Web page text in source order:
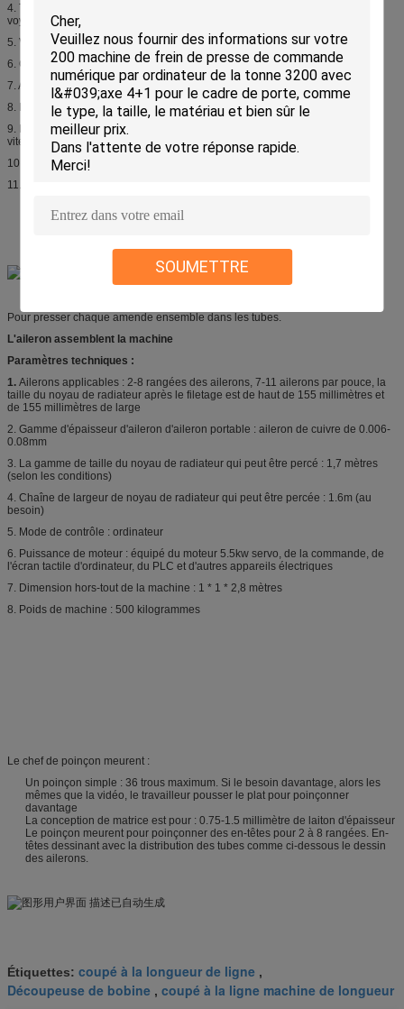
SOUMETTRE
4. Type de roulement de finition de plat : avec refroidir le trou de hole+pipe,
voyez le dessin pour des détails
5. Vitesse de roulement : 200/300 t/mn
6. Coupe : automatique
7. Alimentation : automatique
8. Puissance de moteur : 1 5 KILOWATTS
9. Mode de contrôle : potentiomètre, moteur variable de fréquence, avec la
vitesse réglable, le compte contrôlé par la lumière et la coupure automatique
10. Dimension hors-tout de la machine : 1,6 * 0,6 * 1,3 mètres
11. Poids de machine : 500kgs
Pour presser chaque amende ensemble dans les tubes.
L'aileron assemblent la machine
Paramètres techniques :
1. Ailerons applicables : 2-8 rangées des ailerons, 7-11 ailerons par pouce, la
taille du noyau de radiateur après le filetage est de haut de 155 millimètres et
de 155 millimètres de large
2. Gamme d'épaisseur d'aileron d'aileron portable : aileron de cuivre de 0.006-
0.08mm
3. La gamme de taille du noyau de radiateur qui peut être percé : 1,7 mètres
(selon les conditions)
4. Chaîne de largeur de noyau de radiateur qui peut être percée : 1.6m (au
besoin)
5. Mode de contrôle : ordinateur
6. Puissance de moteur : équipé du moteur 5.5kw servo, de la commande, de
l'écran tactile d'ordinateur, du PLC et d'autres appareils électriques
7. Dimension hors-tout de la machine : 1 * 1 * 2,8 mètres
8. Poids de machine : 500 kilogrammes
Le chef de poinçon meurent :
Un poinçon simple : 36 trous maximum. Si le besoin davantage, alors les
mêmes que la vidéo, le travailleur pousser le plat pour poinçonner
davantage
La conception de matrice est pour : 0.75-1.5 millimètre de laiton d'épaisseur
Le poinçon meurent pour poinçonner des en-têtes pour 2 à 8 rangées. En-
têtes dessinant avec la distribution des tubes comme ci-dessous le dessin
des ailerons.
Étiquettes: coupé à la longueur de ligne ,
Découpeuse de bobine , coupé à la ligne machine de longueur